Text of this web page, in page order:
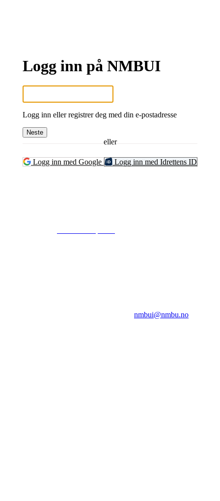
Logg inn på NMBUI
Logg inn eller registrer deg med din e-postadresse
Neste
eller
Logg inn med Google Logg inn med Idrettens ID
nmbui@nmbu.no